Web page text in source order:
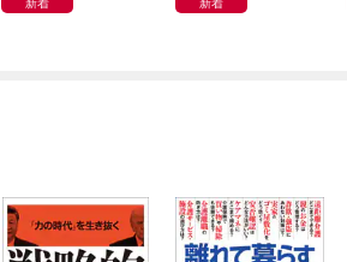
新着 新着